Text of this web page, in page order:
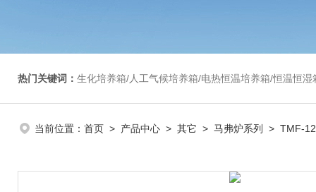
热门关键词： 生化培养箱/人工气候培养箱/电热恒温培养箱/恒温恒湿箱/光照培养箱/二氧化碳培养箱
当前位置： 首页 > 产品中心 > 其它 > 马弗炉系列 > TMF-